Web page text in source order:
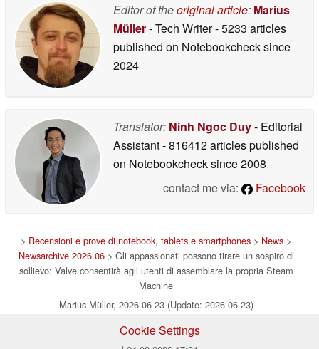
Editor of theoriginal article: Marius
Müller- Tech Writer- 5233 articles
published on Notebookchecksince
2024
Translator: Ninh Ngoc Duy- Editorial
Assistant- 816412 articles published
on Notebookchecksince 2008
contact me via:
Facebook
> Recensioni e prove di notebook, tablets e smartphones > News >
Newsarchive 2026 06> Gli appassionati possono tirare un sospiro di
sollievo: Valve consentirà agli utenti di assemblare la propria Steam
Machine
Marius Müller, 2026-06-23 (Update: 2026-06-23)
Cookie Settings